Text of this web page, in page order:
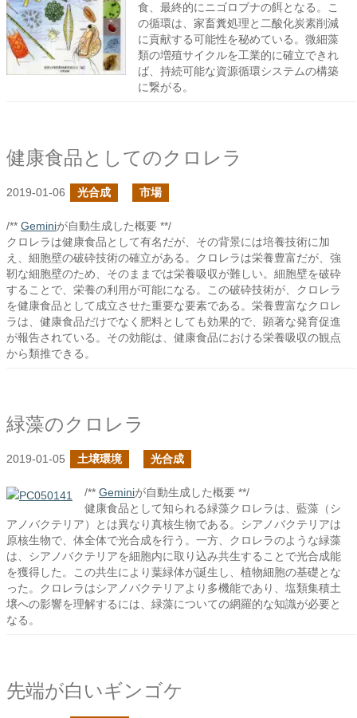
食、最終的にニゴロブナの餌となる。こ
の循環は、家畜糞処理と二酸化炭素削減
に貢献する可能性を秘めている。微細藻
類の増殖サイクルを工業的に確立できれ
ば、持続可能な資源循環システムの構築
に繋がる。
健康食品としてのクロレラ
2019-01-06 光合成 市場
/** Geminiが自動生成した概要 **/
クロレラは健康食品として有名だが、その背景には培養技術に加
え、細胞壁の破砕技術の確立がある。クロレラは栄養豊富だが、強
靭な細胞壁のため、そのままでは栄養吸収が難しい。細胞壁を破砕
することで、栄養の利用が可能になる。この破砕技術が、クロレラ
を健康食品として成立させた重要な要素である。栄養豊富なクロレ
ラは、健康食品だけでなく肥料としても効果的で、顕著な発育促進
が報告されている。その効能は、健康食品における栄養吸収の観点
から類推できる。
緑藻のクロレラ
2019-01-05 土壌環境 光合成
/** Geminiが自動生成した概要 **/
健康食品として知られる緑藻クロレラは、藍藻（シ
アノバクテリア）とは異なり真核生物である。シアノバクテリアは
原核生物で、体全体で光合成を行う。一方、クロレラのような緑藻
は、シアノバクテリアを細胞内に取り込み共生することで光合成能
を獲得した。この共生により葉緑体が誕生し、植物細胞の基礎とな
った。クロレラはシアノバクテリアより多機能であり、塩類集積土
壌への影響を理解するには、緑藻についての網羅的な知識が必要と
なる。
先端が白いギンゴケ